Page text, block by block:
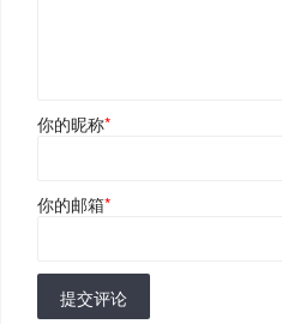
你的昵称*
你的邮箱*
提交评论